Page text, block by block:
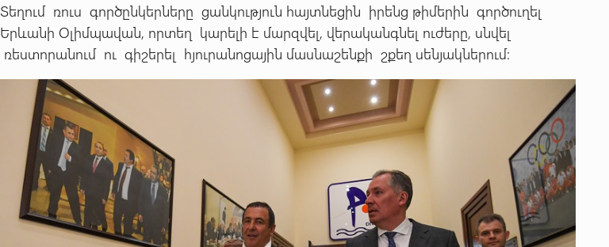
Տեղում ռուս գործընկերները ցանկություն հայտնեցին իրենց թիմերին գործուղել
Երևանի Օլիմպավան, որտեղ կարելի է մարզվել, վերականգնել ուժերը, սնվել
ռեստորանում ու գիշերել հյուրանոցային մասնաշենքի շքեղ սենյակներում: